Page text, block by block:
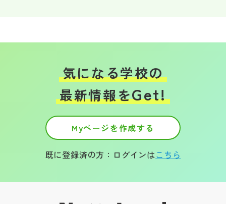
個人情報保護方針
サイトマップ気になる学校の
最新情報をGet!
Myページを作成する
既に登録済の方：ログインはこちら